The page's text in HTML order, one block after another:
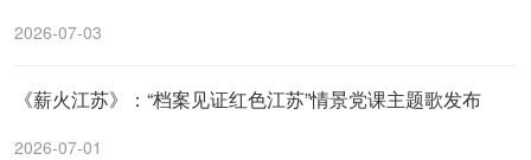
2026-07-03
《薪火江苏》：“档案见证红色江苏”情景党课主题歌发布
2026-07-01